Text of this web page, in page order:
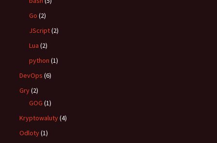
Go (2)
JScript(2)
Lua (2)
python (1)
DevOps (6)
Gry(2)
GOG (1)
Kryptowaluty(4)
Odloty(1)